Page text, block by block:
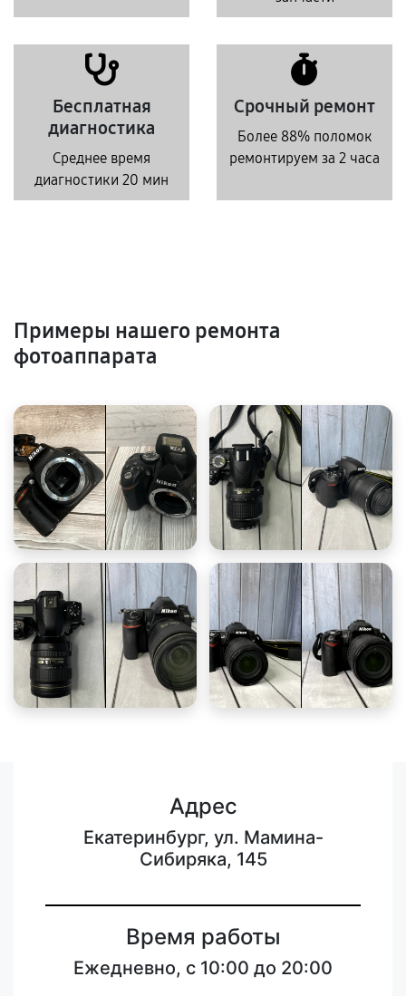
Бесплатная
диагностика
Среднее время
диагностики 20 мин
Срочный ремонт
Более 88% поломок
ремонтируем за 2 часа
Примеры нашего ремонта
фотоаппарата
Адрес
Екатеринбург, ул. Мамина-
Сибиряка, 145
Время работы
Ежедневно, с 10:00 до 20:00